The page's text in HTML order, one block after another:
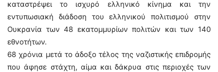
καταστρέψει το ισχυρό ελληνικό κίνημα και την
εντυπωσιακή διάδοση του ελληνικού πολιτισμού στην
Ουκρανία των 48 εκατομμυρίων πολιτών και των 140
εθνοτήτων.
68 χρόνια μετά το άδοξο τέλος της ναζιστικής επιδρομής
που άφησε στάχτη, αίμα και δάκρυα στις περιοχές των